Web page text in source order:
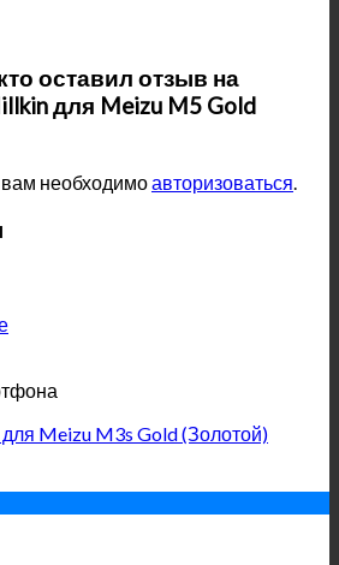
оставил отзыв на
для Meizu M5 Gold
необходимоавторизоваться
Meizu M3s Gold (Золотой)